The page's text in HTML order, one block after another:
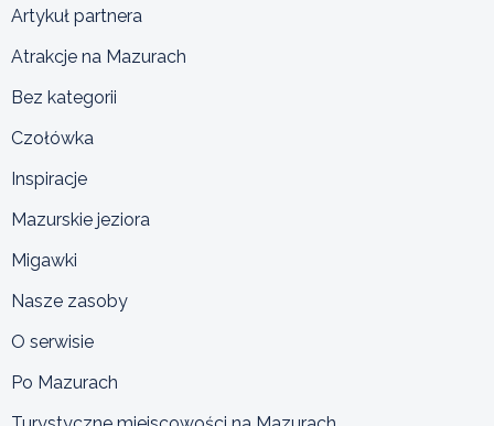
Artykuł partnera
Atrakcje na Mazurach
Bez kategorii
Czołówka
Inspiracje
Mazurskie jeziora
Migawki
Nasze zasoby
O serwisie
Po Mazurach